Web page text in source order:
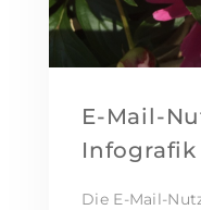
E-Mail-
Infografik
Die E-Mail-